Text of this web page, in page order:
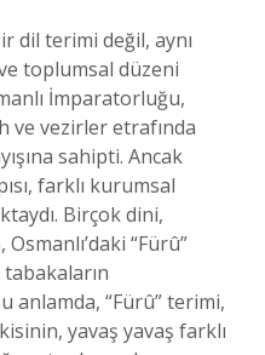
dil terimi değil, aynı
toplumsal düzeni
İmparatorluğu,
ve vezirler etrafında
sahipti. Ancak
farklı kurumsal
Birçok dini,
“Fürû”
tabakaların
anlamda, “Fürû” terimi,
yavaş yavaş farklı